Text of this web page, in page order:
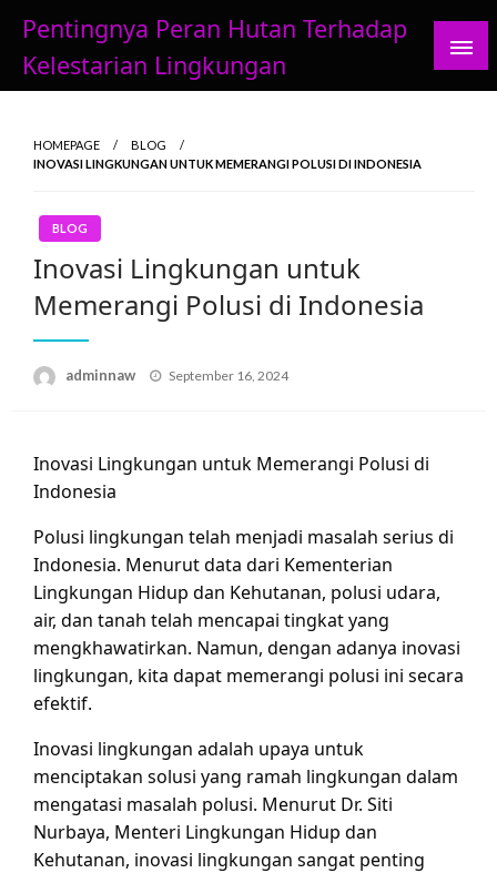
content
Pentingnya Peran Hutan Terhadap
Kelestarian Lingkungan
HOMEPAGE
BLOG
INOVASI LINGKUNGAN UNTUK MEMERANGI POLUSI DI INDONESIA
BLOG
Inovasi Lingkungan untuk
Memerangi Polusi di Indonesia
adminnaw
Posted
September 16, 2024
Inovasi Lingkungan untuk Memerangi Polusi di
Indonesia
Polusi lingkungan telah menjadi masalah serius di
Indonesia. Menurut data dari Kementerian
Lingkungan Hidup dan Kehutanan, polusi udara,
air, dan tanah telah mencapai tingkat yang
mengkhawatirkan. Namun, dengan adanya inovasi
lingkungan, kita dapat memerangi polusi ini secara
efektif.
Inovasi lingkungan adalah upaya untuk
menciptakan solusi yang ramah lingkungan dalam
mengatasi masalah polusi. Menurut Dr. Siti
Nurbaya, Menteri Lingkungan Hidup dan
Kehutanan, inovasi lingkungan sangat penting